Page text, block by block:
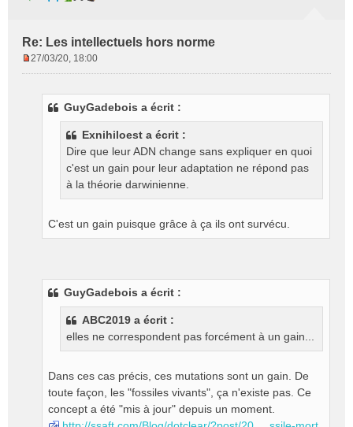
Re: Les intellectuels hors norme
27/03/20, 18:00
GuyGadebois a écrit :
Exnihiloest a écrit :
Dire que leur ADN change sans expliquer en quoi
c'est un gain pour leur adaptation ne répond pas
à la théorie darwinienne.
C'est un gain puisque grâce à ça ils ont survécu.
GuyGadebois a écrit :
ABC2019 a écrit :
elles ne correspondent pas forcément à un gain...
Dans ces cas précis, ces mutations sont un gain. De
toute façon, les "fossiles vivants", ça n'existe pas. Ce
concept a été "mis à jour" depuis un moment.